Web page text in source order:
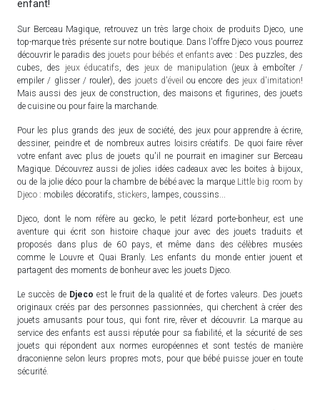
enfant!
Sur Berceau Magique, retrouvez un très large choix de produits Djeco, une
top-marque très présente sur notre boutique. Dans l'offre Djeco vous pourrez
découvrir le paradis des jouets pour bébés et enfants avec : Des puzzles, des
cubes, des jeux éducatifs , des jeux de manipulation (jeux à emboîter /
empiler / glisser / rouler), des jouets d'éveil ou encore des jeux d'imitation!
Mais aussi des jeux de construction, des maisons et figurines, des jouets
de cuisine ou pour faire la marchande.
Pour les plus grands des jeux de société, des jeux pour apprendre à écrire,
dessiner, peindre et de nombreux autres loisirs créatifs. De quoi faire rêver
votre enfant avec plus de jouets qu'il ne pourrait en imaginer sur Berceau
Magique. Découvrez aussi de jolies idées cadeaux avec les boites à bijoux,
ou de la jolie déco pour la chambre de bébé avec la marque Little big room by
Djeco : mobiles décoratifs, stickers , lampes, coussins...
Djeco, dont le nom réfère au gecko, le petit lézard porte-bonheur, est une
aventure qui écrit son histoire chaque jour avec des jouets traduits et
proposés dans plus de 60 pays, et même dans des célèbres musées
comme le Louvre et Quai Branly. Les enfants du monde entier jouent et
partagent des moments de bonheur avec les jouets Djeco.
Le succès de Djeco est le fruit de la qualité et de fortes valeurs. Des jouets
originaux créés par des personnes passionnées, qui cherchent à créer des
jouets amusants pour tous, qui font rire, rêver et découvrir. La marque au
service des enfants est aussi réputée pour sa fiabilité, et la sécurité de ses
jouets qui répondent aux normes européennes et sont testés de manière
draconienne selon leurs propres mots, pour que bébé puisse jouer en toute
sécurité.